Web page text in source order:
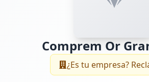
Comprem Or
¿Es tu empresa?